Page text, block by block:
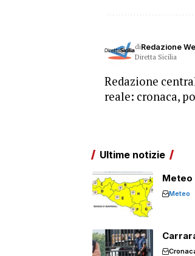
diRedazione
Diretta Sicilia
Redazione
reale: cronaca,
Ultime notizie
Meteo
Meteo